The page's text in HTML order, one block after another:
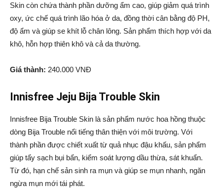
Skin còn chứa thành phần dưỡng ẩm cao, giúp giảm quá trình
oxy, ức chế quá trình lão hóa ở da, đồng thời cân bằng độ PH,
độ ẩm và giúp se khít lỗ chân lông. Sản phẩm thích hợp với da
khô, hỗn hợp thiên khô và cả da thường.
Giá thành: 240.000 VNĐ
Innisfree Jeju Bija Trouble Skin
Innisfree Bija Trouble Skin là sản phẩm nước hoa hồng thuộc
dòng Bija Trouble nổi tiếng thân thiện với môi trường. Với
thành phần được chiết xuất từ quả nhục đậu khấu, sản phẩm
giúp tẩy sạch bụi bẩn, kiểm soát lượng dầu thừa, sát khuẩn.
Từ đó, hạn chế sản sinh ra mụn và giúp se mụn nhanh, ngăn
ngừa mụn mới tái phát.